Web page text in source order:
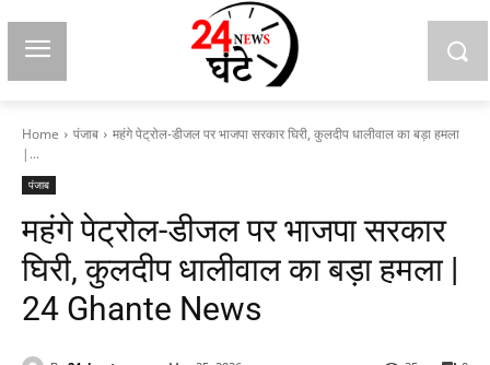
Home पंजाब
महंगे पेट्रोल-डीजल पर भाजपा सरकार घिरी, कुलदीप धालीवाल का बड़ा हमला
|...
पंजाब
महंगे पेट्रोल-डीजल पर भाजपा सरकार
घिरी, कुलदीप धालीवाल का बड़ा हमला |
24 Ghante News